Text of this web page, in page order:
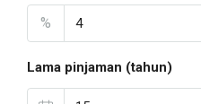
%
Lama pinjaman (tahun)